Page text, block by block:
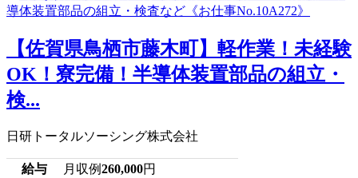
【佐賀県鳥栖市藤木町】軽作業！未経験
OK！寮完備！半導体装置部品の組立・
検...
日研トータルソーシング株式会社
給与 月収例260,000円